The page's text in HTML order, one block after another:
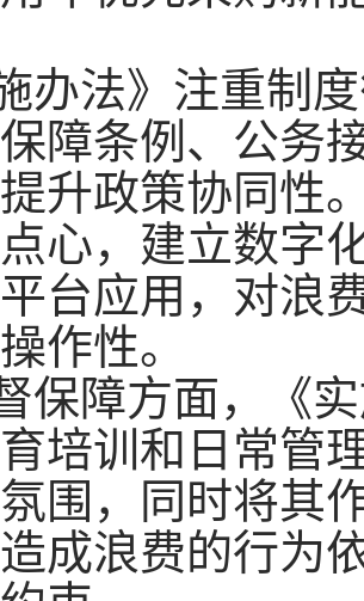
办法》注重制
障条例、公务
升政策协同性
心，建立数字
台应用，对浪
作性。
保障方面，《
培训和日常管
围，同时将其
成浪费的行为